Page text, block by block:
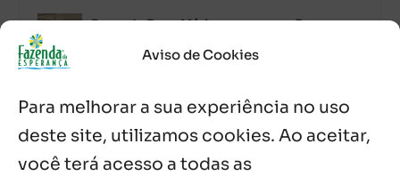
Aviso de Cookies
Para melhorar a sua experiência no uso
deste site, utilizamos cookies. Ao aceitar,
você terá acesso a todas as
Fazenda Dom Mário comemora 5 anos
Cristóvão
Palavra Diária (05/08/2026)
5 ago, 2026